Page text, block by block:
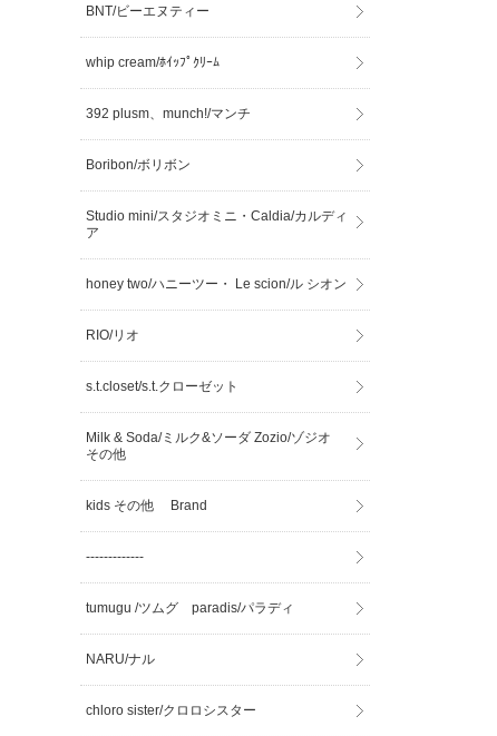
BNT/ビーエヌティー
whip cream/ﾎｲｯﾌﾟｸﾘｰﾑ
392 plusm、munch!/マンチ
Boribon/ボリボン
Studio mini/スタジオミニ・Caldia/カルディ
ア
honey two/ハニーツー・ Le scion/ル シオン
RIO/リオ
s.t.closet/s.t.クローゼット
Milk & Soda/ミルク&ソーダ Zozio/ゾジオ
その他
kids その他 Brand
-------------
tumugu /ツムグ paradis/パラディ
NARU/ナル
chloro sister/クロロシスター